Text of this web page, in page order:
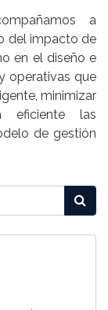
a
del impacto de
en el diseño e
operativas que
minimizar
eficiente las
de gestión